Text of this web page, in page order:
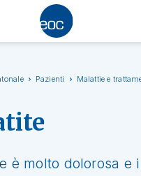
Pazienti
Malattie e
è molto dolorosa e